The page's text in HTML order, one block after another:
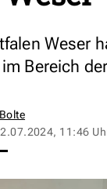
Weser
Bereich
11:46